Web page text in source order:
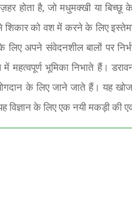
होता है, जो मधुमक्खी या
को वश में करने के लिए
अपने संवेदनशील बालों पर
महत्वपूर्ण भूमिका निभाते हैं।
के लिए जाने जाते हैं। यह
विज्ञान के लिए एक नयी मकड़ी की